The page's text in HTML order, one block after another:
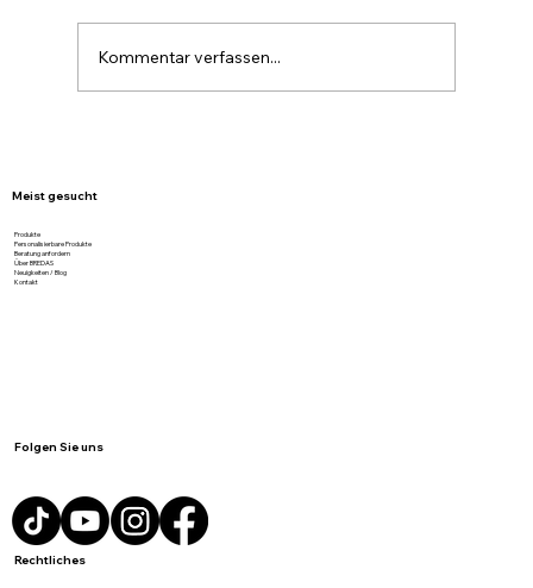
Kommentar verfassen...
Meist gesucht
Produkte
Personalisierbare Produkte
Beratung anfordern
Über BREDAS
Neuigkeiten / Blog
Kontakt
Folgen Sie uns
Rechtliches